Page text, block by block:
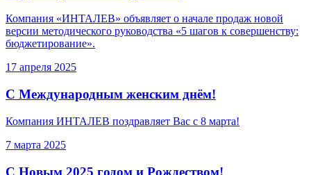
Компания «ИНТАЛЕВ» объявляет о начале продаж новой
версии методического руководства «5 шагов к совершенству:
бюджетирование».
17 апреля 2025
С Международным женским днём!
Компания ИНТАЛЕВ поздравляет Вас с 8 марта!
7 марта 2025
С Новым 2025 годом и Рождеством!